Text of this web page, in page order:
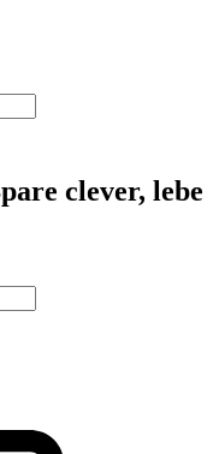
clever, lebe